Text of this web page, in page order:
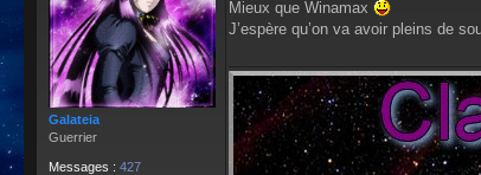
Galateia
Guerrier
Messages : 427
s
s
Mieux que Winamax
J’espère qu’on va avoir pleins de